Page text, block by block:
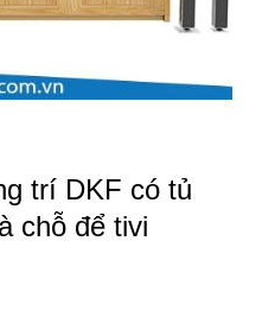
trí DKF có tủ
chỗ để tivi